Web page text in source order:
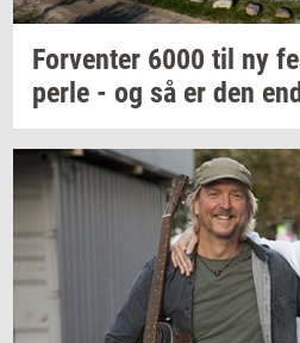
For­ven­ter 6000 til ny
per­le - og så er den